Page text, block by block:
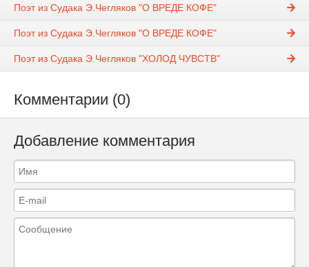
Поэт из Судака Э.Чегляков "О ВРЕДЕ КОФЕ"
Поэт из Судака Э.Чегляков "О ВРЕДЕ КОФЕ"
Поэт из Судака Э.Чегляков "ХОЛОД ЧУВСТВ"
Комментарии (0)
Добавление комментария